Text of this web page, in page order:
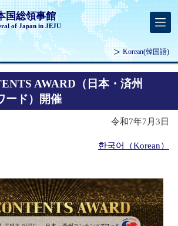
国総領事館
of Japan in JEJU
Korean(韓国語)
AWARD（日本・済州
ード）開催
令和7年7月3日
한국어（Korean）